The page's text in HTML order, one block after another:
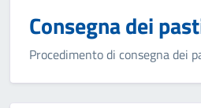
Consegna dei
Procedimento di consegna dei